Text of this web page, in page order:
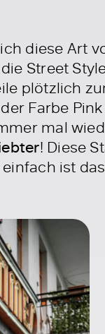
diese Art
Street
plötzlich
Farbe
mal
! Diese
ist